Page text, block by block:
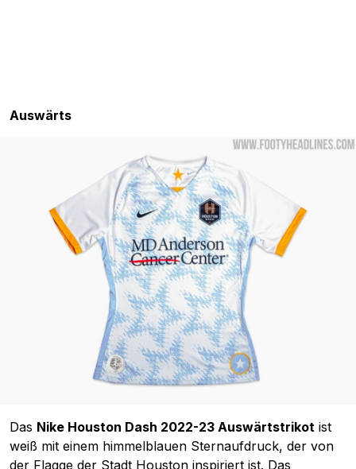
Auswärts
Das Nike Houston Dash 2022-23 Auswärtstrikot ist
weiß mit einem himmelblauen Sternaufdruck, der von
der Flagge der Stadt Houston inspiriert ist. Das